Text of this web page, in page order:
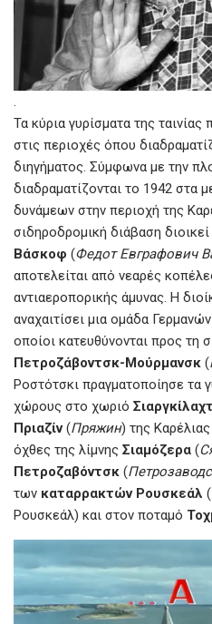
.
Τα κύρια γυρίσματα της
στις περιοχές όπου
διηγήματος. Σύμφωνα με την
διαδραματίζονται το 1942 στα
δυνάμεων στην περιοχή της
σιδηροδρομική διάβαση
Βάσκοφ (Федот Евграфович
αποτελείται από νεαρές
αντιαεροπορικής άμυνας. Η
αναχαιτίσει μια ομάδα
οποίοι κατευθύνονται προς τη
Πετροζάβοντσκ-Μούρμανσκ (
Ροστότσκι πραγματοποίησε τα
χώρους στο χωριό
Πριαζίν(Пряжин) της
όχθες της λίμνης Σιαμόζερα (
Πετροζαβόντσκ (
των καταρρακτών Ρουσκεάλ (
Ρουσκεάλ) και στον ποταμό